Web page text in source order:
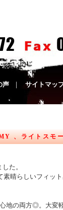
声 サイトマッ
、ライトスモ
た。
晴らしいフィット
地の両方◎。大変